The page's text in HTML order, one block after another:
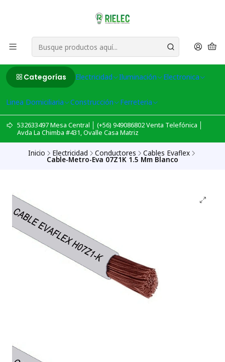
Categorías Electricidad Iluminación Electronica
Linea Domiciliaria Construcción Ferreteria
532633497 Mesa Central │ (+56) 949086802 Venta Telefónica │
Avda La Chimba #431, Ovalle Casa Matriz
Inicio Electricidad Conductores Cables Evaflex
Cable-Metro-Eva 07Z1K 1.5 Mm Blanco